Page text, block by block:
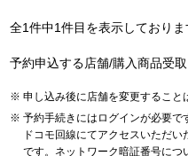
全1件中1件目を表示しており
予約申込する店舗/購入商品受
申し込み後に店舗を変更すること
予約手続きにはログインが必要で
ドコモ回線にてアクセスいただ
です。ネットワーク暗証番号につ